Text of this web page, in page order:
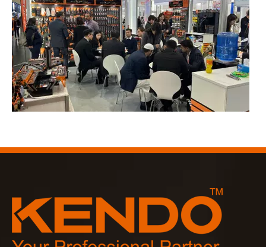
KENDO en la feria de Colonia 2023